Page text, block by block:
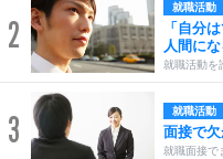
2
就職活動
「自分
人間にな
就職活動を
3 就職活動
面接で欠
就職面接で